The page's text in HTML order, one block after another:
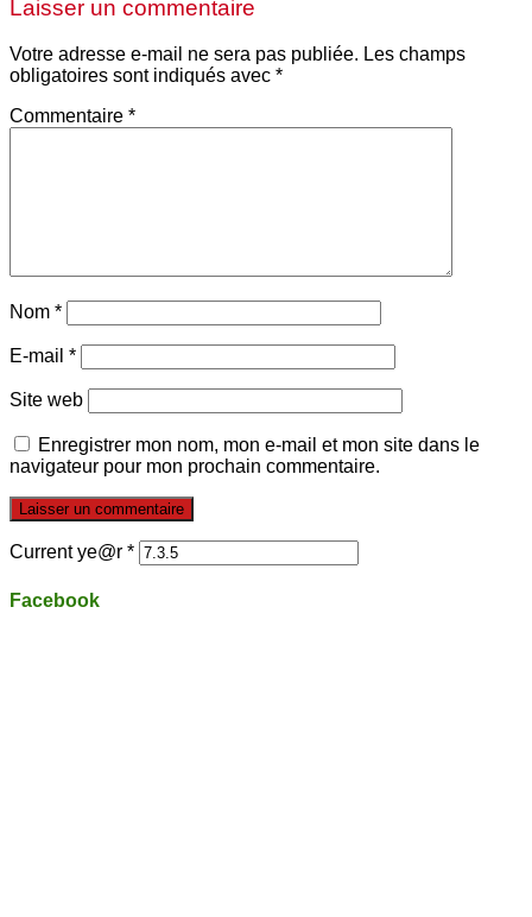
Laisser un commentaire
Votre adresse e-mail ne sera pas publiée. Les champs
obligatoires sont indiqués avec *
Commentaire *
Nom *
E-mail *
Site web
Enregistrer mon nom, mon e-mail et mon site dans le
navigateur pour mon prochain commentaire.
Current ye@r *
Facebook